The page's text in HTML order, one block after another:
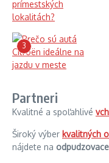
3
Partneri
Kvalitné a spoľahlivé
Široký výber kvalitných
nájdete na